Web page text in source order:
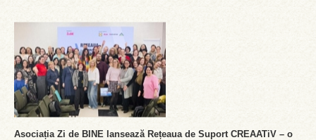
Asociația Zi de BINE lansează Rețeaua de Suport CREAATiV – o